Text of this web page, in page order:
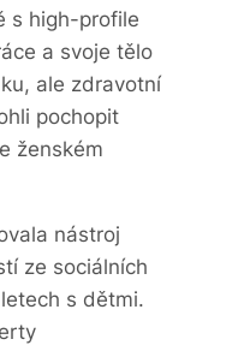
s high-profile
a svoje tělo
ale zdravotní
pochopit
ženském
nástroj
ze sociálních
s dětmi.